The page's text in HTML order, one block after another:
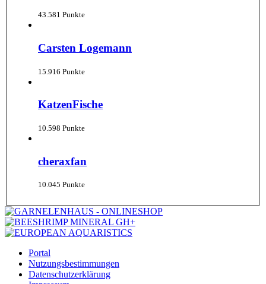
43.581 Punkte
Carsten Logemann
15.916 Punkte
KatzenFische
10.598 Punkte
cheraxfan
10.045 Punkte
Portal
Nutzungsbestimmungen
Datenschutzerklärung